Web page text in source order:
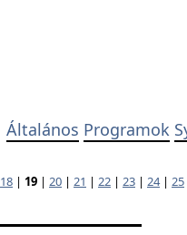
Általános Programok
18 | 19 | 20 | 21 | 22 | 23 | 24| 25